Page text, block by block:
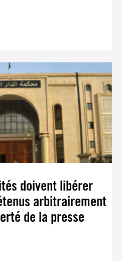
doivent libérer
arbitrairement
de la presse